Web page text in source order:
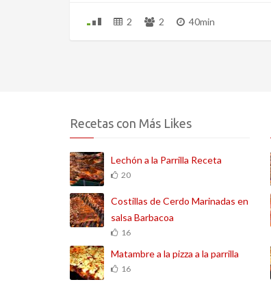
2 2 40min
Recetas con Más Likes
Lechón a la Parrilla Receta
20
Costillas de Cerdo Marinadas en
salsa Barbacoa
16
Matambre a la pizza a la parrilla
16